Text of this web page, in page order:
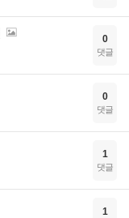
0
댓글
0
댓글
1
댓글
1